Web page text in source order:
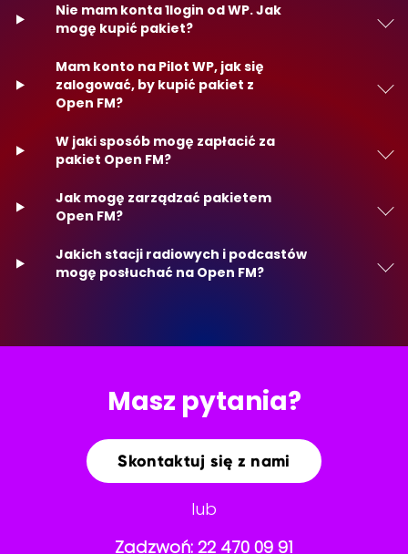
Nie mam konta 1login od WP. Jak
mogę kupić pakiet?
Mam konto na Pilot WP, jak się
zalogować, by kupić pakiet z
Open FM?
W jaki sposób mogę zapłacić za
pakiet Open FM?
Jak mogę zarządzać pakietem
Open FM?
Jakich stacji radiowych i podcastów
mogę posłuchać na Open FM?
Masz pytania?
Skontaktuj się z nami
lub
Zadzwoń: 22 470 09 91